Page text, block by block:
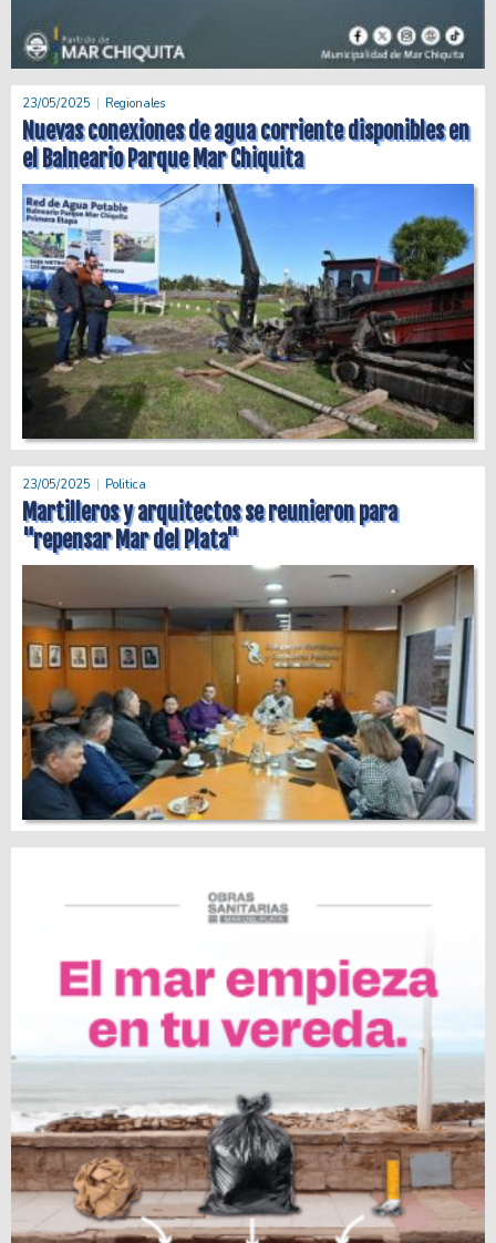
23/05/2025 Regionales
Nuevas conexiones de agua corriente disponibles en
el Balneario Parque Mar Chiquita
23/05/2025 Politica
Martilleros y arquitectos se reunieron para
"repensar Mar del Plata"